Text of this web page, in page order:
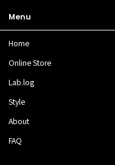
Menu
Home
Online Store
Lab.log
Style
About
FAQ